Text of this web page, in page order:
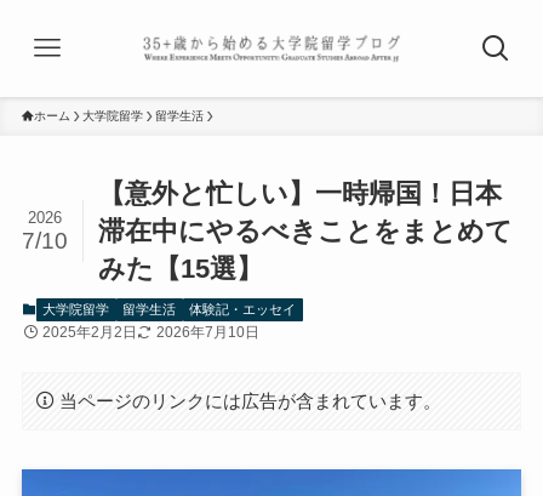
ホーム 大学院留学 留学生活
【意外と忙しい】一時帰国！日本
滞在中にやるべきことをまとめて
みた【15選】
2026
7/10
大学院留学 留学生活 体験記・エッセイ
2025年2月2日 2026年7月10日
当ページのリンクには広告が含まれています。